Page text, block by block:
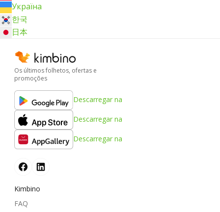
Україна
한국
日本
Os últimos folhetos, ofertas e
promoções
Descarregar na
Descarregar na
Descarregar na
Kimbino
FAQ